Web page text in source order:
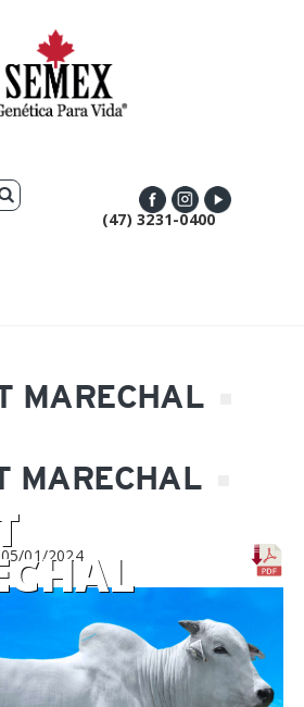
(47) 3231-0400
MARECHAL
MARECHAL
05/01/2024